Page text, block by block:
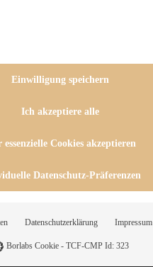
Einwilligung speichern
Ich akzeptiere alle
essenzielle Cookies akzeptieren
Datenschutz-Präferenzen
Datenschutzerklärung Impressum
Borlabs Cookie - TCF-CMP Id: 323